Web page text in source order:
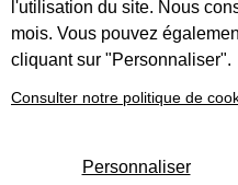
l'utilisation du site. Nous
mois. Vous pouvez
cliquant sur "Personnaliser".
Consulter notre politique de
Personnaliser